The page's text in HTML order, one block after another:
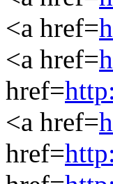
<a href=
<a href=
href=
<a href=
href=